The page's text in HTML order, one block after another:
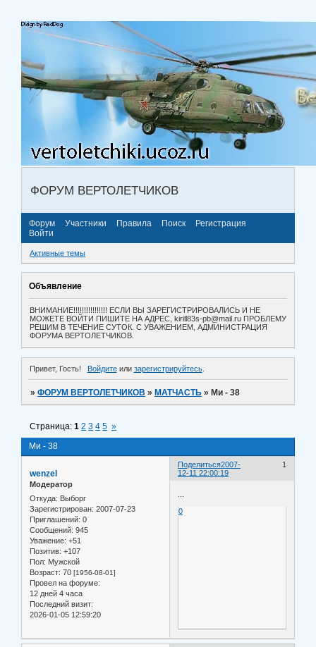
ФОРУМ ВЕРТОЛЕТЧИКОВ
Форум Участники Правила Поиск
Регистрация
Войти
Активные темы
Объявление
ВНИМАНИЕ!!!!!!!!!!!!!!!! ЕСЛИ ВЫ ЗАРЕГИСТРИРОВАЛИСЬ И НЕ
МОЖЕТЕ ВОЙТИ ПИШИТЕ НА АДРЕС, kirill83s-pb@mail.ru ПРОБЛЕМУ
РЕШИМ В ТЕЧЕНИЕ СУТОК. С УВАЖЕНИЕМ, АДМИНИСТРАЦИЯ
ФОРУМА ВЕРТОЛЕТЧИКОВ.
Привет, Гость! Войдитеили зарегистрируйтесь.
»ФОРУМ ВЕРТОЛЕТЧИКОВ » МАТЧАСТЬ » Ми - 38
Ми - 38
Страница:1 2 3 4 5 »
Поделиться 1
2007-
12-11 22:00:19
wenzel
Модератор
Откуда: Выборг
Зарегистрирован: 2007-07-23
Приглашений: 0
Сообщений: 945
Уважение: +51
Позитив: +107
Пол: Мужской
Возраст: 70 [1956-08-01]
Провел на форуме:
12 дней 4 часа
Последний визит:
2026-01-05 12:59:20
0